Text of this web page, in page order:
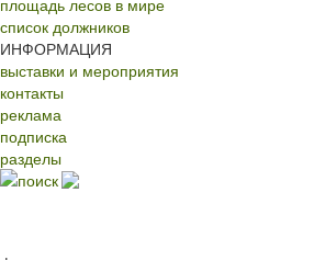
площадь лесов в мире
список должников
ИНФОРМАЦИЯ
выставки и мероприятия
контакты
реклама
подписка
разделы
поиск